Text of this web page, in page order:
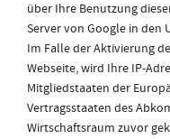
über Ihre Benutzung
Server von Google in den
Im Falle der Aktivierung
Webseite, wird Ihre IP-
Mitgliedstaaten der
Vertragsstaaten des
Wirtschaftsraum zuvor